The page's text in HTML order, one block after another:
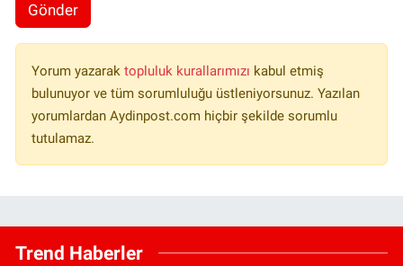
Gönder
Yorum yazarak topluluk kurallarımızı kabul etmiş
bulunuyor ve tüm sorumluluğu üstleniyorsunuz. Yazılan
yorumlardan Aydinpost.com hiçbir şekilde sorumlu
tutulamaz.
Trend Haberler